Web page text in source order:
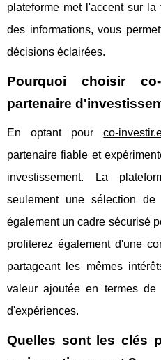
plateforme met l'accent sur
des informations, vous
décisions éclairées.
Pourquoi choisir co-
partenaire
En optant pourco-
partenaire fiable et
investissement. La
seulement une sélection
également un cadre sécurisé
profiterez également d'une
partageant les mêmes
valeur ajoutée en termes de
d'expériences.
Quelles sont les clés